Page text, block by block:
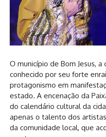
O município de Bom Jesus,
conhecido por seu forte
protagonismo em
estado. A encenação da
do calendário cultural da
apenas o talento dos
da comunidade local, que